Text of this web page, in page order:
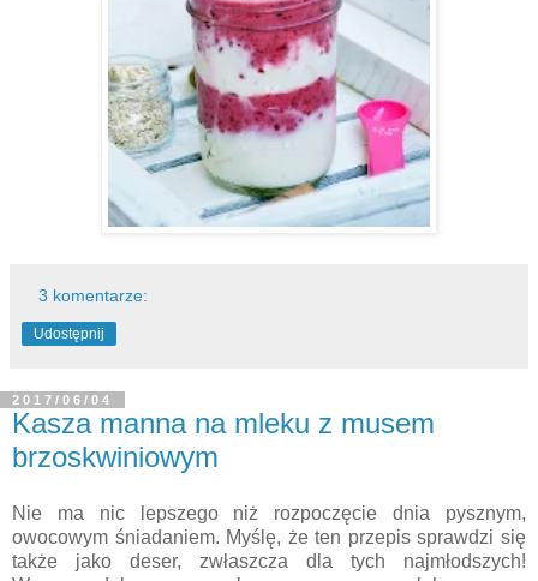
3 komentarze:
Udostępnij
2017/06/04
Kasza manna na mleku z musem
brzoskwiniowym
Nie ma nic lepszego niż rozpoczęcie dnia pysznym,
owocowym śniadaniem. Myślę, że ten przepis sprawdzi się
także jako deser, zwłaszcza dla tych najmłodszych!